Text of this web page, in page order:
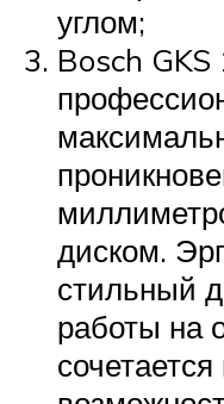
углом;
Bosch
диском.
стильный
работы на